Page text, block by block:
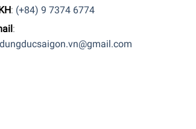
lịch, dễ dàng phù hợp nhiều
: (+84) 9 7374 6774
: